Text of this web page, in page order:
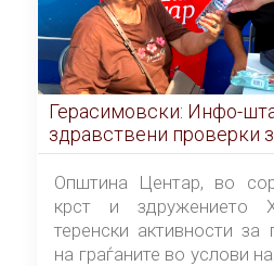
Герасимовски: Инфо-
здравствени проверки
граѓаните во услови на
Општина Центар, во
крст и здружението
теренски активности
на граѓаните во услови